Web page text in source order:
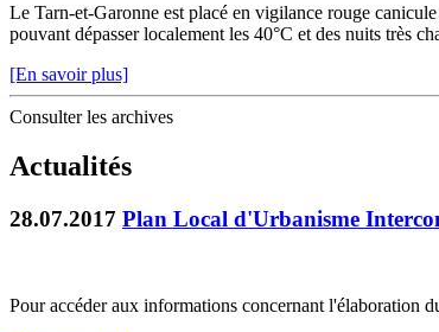
Le Tarn-et-Garonne est placé en vigilance rouge
pouvant dépasser localement les 40°C et des nuits très
[En savoir plus]
Consulter les archives
Actualités
28.07.2017 Plan Local d'Urbanisme
Pour accéder aux informations concernant l'élaboration